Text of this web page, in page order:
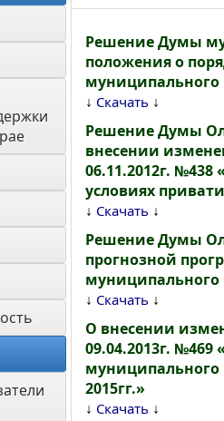
Решение Думы
положения о
↓ Скачать ↓
Решение Думы
внесении
06.11.2012г.
условиях
↓ Скачать ↓
Решение Думы
прогнозной
муниципального
↓ Скачать ↓
О внесении
09.04.2013г.
муниципального
2015гг.»
↓ Скачать ↓